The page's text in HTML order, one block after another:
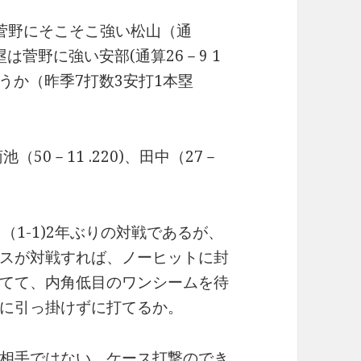
にそこそこ強い松山（通
菅野に強い安部(通算26－9 1
か（昨季7打数3安打1本塁
（50－11 .220)、田中（27－
1-1)2年ぶりの対戦であるが、
が対戦すれば、ノーヒットに封
て、内角低目のワンシームを待
引っ掛けずに打てるか。